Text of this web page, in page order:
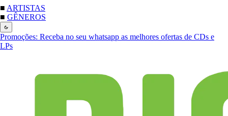
■ ARTISTAS
■ GÊNEROS
Promoções: Receba no seu whatsapp as melhores ofertas de CDs e
LPs